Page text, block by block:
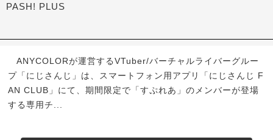
PASH! PLUS
ANYCOLORが運営するVTuber/バーチャルライバーグルー
プ「にじさんじ」は、スマートフォン用アプリ「にじさんじ F
AN CLUB」にて、期間限定で「すぷれあ」のメンバーが登場
する専用チ...